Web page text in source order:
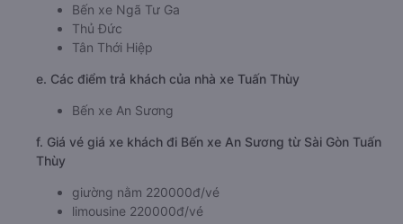
Bến xe Ngã Tư Ga
Thủ Đức
Tân Thới Hiệp
e. Các điểm trả khách của nhà xe Tuấn Thùy
Bến xe An Sương
f. Giá vé giá xe khách đi Bến xe An Sương từ Sài Gòn Tuấn
Thùy
giường nằm 220000đ/vé
limousine 220000đ/vé